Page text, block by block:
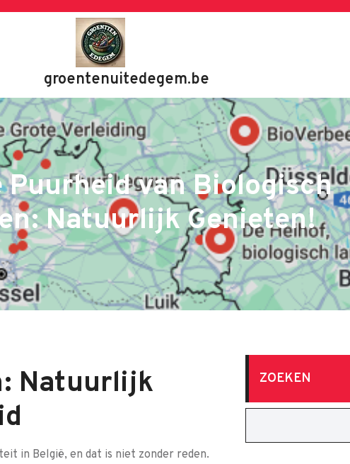
groentenuitedegem.be
Puurheid van Biologisch
Natuurlijk Genieten!
Natuurlijk
in België, en dat is niet zonder reden.
ZOEKEN